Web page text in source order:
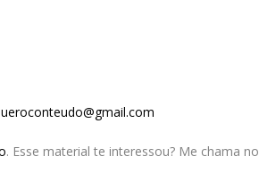
. Esse material te interessou? Me chama no